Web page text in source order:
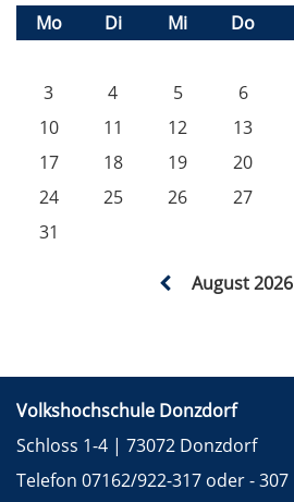
Mo
Di Mi Do
3
4 5 6
10
11 12 13
17
18 19 20
24
25 26 27
31
August 2026
Volkshochschule Donzdorf
Schloss 1-4 | 73072 Donzdorf
Telefon 07162/922-317 oder - 307